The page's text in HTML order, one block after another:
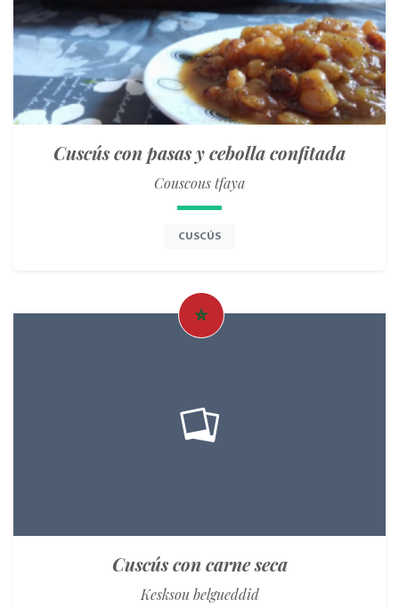
Cuscús con pasas y cebolla confitada
Couscous tfaya
CUSCÚS
Cuscús con carne seca
Kesksou belgueddid